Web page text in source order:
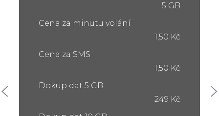
5 GB
Cena za minutu volání
1,50 Kč
Cena za SMS
1,50 Kč
Dokup dat 5 GB
249 Kč